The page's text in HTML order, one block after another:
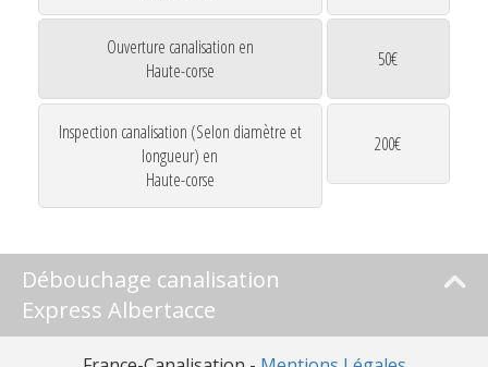
Ouverture canalisation en
Haute-corse
50€
Inspection canalisation (Selon diamètre et
longueur) en
Haute-corse
200€
Débouchage canalisation
Express Albertacce